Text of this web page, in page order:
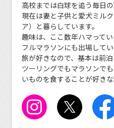
高校までは白球を追う毎日の
現在は妻と子供と愛犬ミル
ア）と暮らしています。
趣味は、ここ数年ハマってい
フルマラソンにも出場してい
旅が好きなので、基本は前泊
ツーリングでもマラソンで
いものを食することが好きな